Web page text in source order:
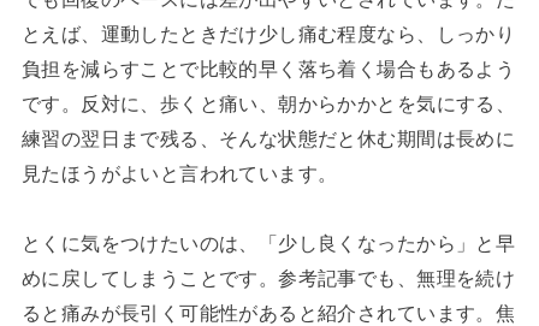
とえば、運動したときだけ少し痛む程度なら、しっかり
負担を減らすことで比較的早く落ち着く場合もあるよう
です。反対に、歩くと痛い、朝からかかとを気にする、
練習の翌日まで残る、そんな状態だと休む期間は長めに
見たほうがよいと言われています。
とくに気をつけたいのは、「少し良くなったから」と早
めに戻してしまうことです。参考記事でも、無理を続け
ると痛みが長引く可能性があると紹介されています。焦